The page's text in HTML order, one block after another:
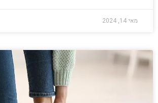
מאי 14, 2024